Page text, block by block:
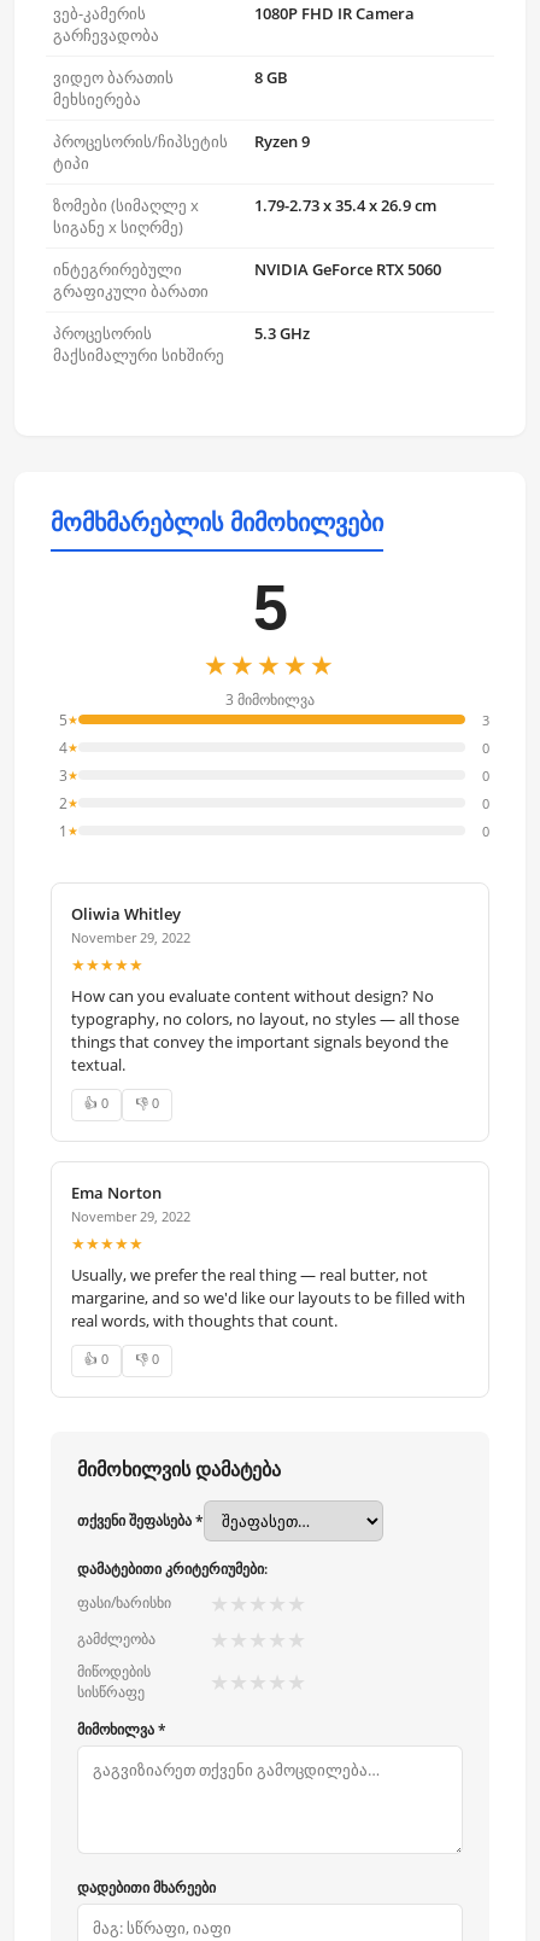
ვებ-კამერის
გარჩევადობა
1080P FHD IR Camera
ვიდეო ბარათის
მეხსიერება
8 GB
პროცესორის/ჩიპსეტის
ტიპი
Ryzen 9
ზომები (სიმაღლე x
სიგანე x სიღრმე)
1.79-2.73 x 35.4 x 26.9 cm
ინტეგრირებული
გრაფიკული ბარათი
NVIDIA GeForce RTX 5060
პროცესორის
მაქსიმალური სიხშირე
5.3 GHz
მომხმარებლის მიმოხილვები
5
★★★★★
3 მიმოხილვა
5★ 3
4★ 0
3★ 0
2★ 0
1 ★ 0
Oliwia Whitley
November 29, 2022
★★★★★
How can you evaluate content without design? No
typography, no colors, no layout, no styles — all those
things that convey the important signals beyond the
textual.
👍 0 👎 0
Ema Norton
November 29, 2022
★★★★★
Usually, we prefer the real thing — real butter, not
margarine, and so we'd like our layouts to be filled with
real words, with thoughts that count.
👍 0 👎 0
მიმოხილვის დამატება
თქვენი შეფასება *
დამატებითი კრიტერიუმები:
ფასი/ხარისხი
★ ★ ★ ★ ★
გამძლეობა ★ ★ ★ ★ ★
მიწოდების
სისწრაფე
★ ★ ★ ★ ★
მიმოხილვა *
დადებითი მხარეები